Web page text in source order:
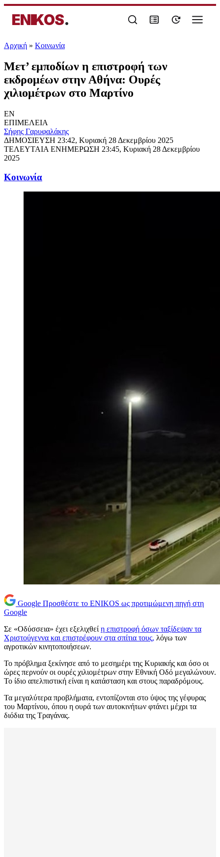
ENIKOS.
Αρχική » Κοινωνία
Μετ’ εμποδίων η επιστροφή των
εκδρομέων στην Αθήνα: Ουρές
χιλιομέτρων στο Μαρτίνο
EN
ΕΠΙΜΕΛΕΙΑ
Σήφης Γαρυφαλάκης
ΔΗΜΟΣΙΕΥΣΗ 23:42, Κυριακή 28 Δεκεμβρίου 2025
ΤΕΛΕΥΤΑΙΑ ΕΝΗΜΕΡΩΣΗ 23:45, Κυριακή 28 Δεκεμβρίου
2025
Κοινωνία
Google Προσθέστε το ENIKOS ως προτιμώμενη πηγή στη
Google
Σε «Οδύσσεια» έχει εξελιχθεί η επιστροφή όσων ταξίδεψαν τα
Χριστούγεννα και επιστρέφουν στα σπίτια τους, λόγω των
αγροτικών κινητοποιήσεων.
Το πρόβλημα ξεκίνησε από το μεσημέρι της Κυριακής και όσο οι
ώρες περνούν οι ουρές χιλιομέτρων στην Εθνική Οδό μεγαλώνουν.
Το ίδιο απελπιστική είναι η κατάσταση και στους παραδρόμους.
Τα μεγαλύτερα προβλήματα, εντοπίζονται στο ύψος της γέφυρας
του Μαρτίνου, όπου η ουρά των αυτοκινήτων φτάνει μέχρι τα
διόδια της Τραγάνας.